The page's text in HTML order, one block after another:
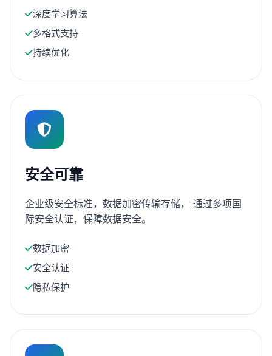
深度学习算法
多格式支持
持续优化
安全可靠
企业级安全标准，数据加密传输存储， 通过多项国
际安全认证，保障数据安全。
数据加密
安全认证
隐私保护